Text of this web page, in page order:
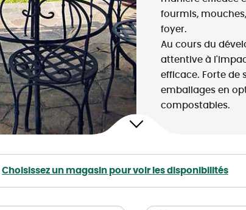
terre, ails, oignons, échalotes
et aromatiques
légumes et aromatiques
agrumes
et petits mammifères
soins
et petits mammifères
et accessoires
soins
Poulaillers, clapiers et
Alimentation
Hygiène et soins
Apiculture
Librairie et papeterie
Vêtements
fourmis,
foyer.
Au cours du
attentive à
efficace. Forte de
emballages en
compostables.
Choisissez un magasin pour voir les disponibilités